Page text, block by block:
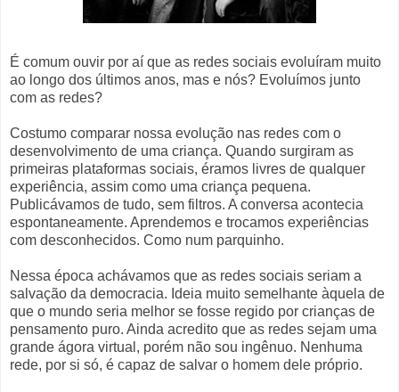
É comum ouvir por aí que as redes sociais evoluíram muito
ao longo dos últimos anos, mas e nós? Evoluímos junto
com as redes?
Costumo comparar nossa evolução nas redes com o
desenvolvimento de uma criança. Quando surgiram as
primeiras plataformas sociais, éramos livres de qualquer
experiência, assim como uma criança pequena.
Publicávamos de tudo, sem filtros. A conversa acontecia
espontaneamente. Aprendemos e trocamos experiências
com desconhecidos. Como num parquinho.
Nessa época achávamos que as redes sociais seriam a
salvação da democracia. Ideia muito semelhante àquela de
que o mundo seria melhor se fosse regido por crianças de
pensamento puro. Ainda acredito que as redes sejam uma
grande ágora virtual, porém não sou ingênuo. Nenhuma
rede, por si só, é capaz de salvar o homem dele próprio.